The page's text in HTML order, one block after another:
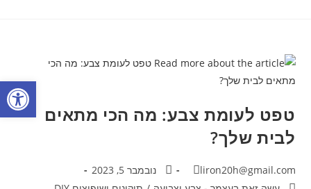
טפט לעומת צבע: מה הכי מתאים
לבית שלך?
liron20h@gmail.com
נובמבר 5, 2023